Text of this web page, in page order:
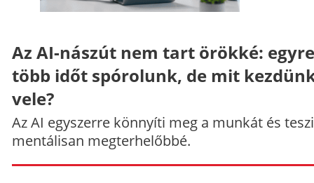
Az AI-nászút nem tart örökké: egyre
több időt spórolunk, de mit
vele?
Az AI egyszerre könnyíti meg a munkát és
mentálisan megterhelőbbé.